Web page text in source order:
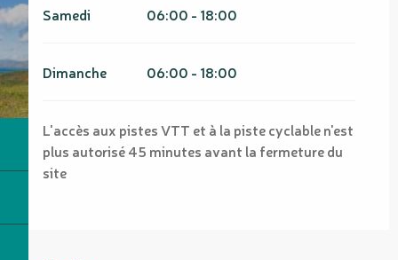
Samedi 06:00 - 18:00
Dimanche 06:00 - 18:00
L'accès aux pistes VTT et à la piste cyclable n'est
plus autorisé 45 minutes avant la fermeture du
site